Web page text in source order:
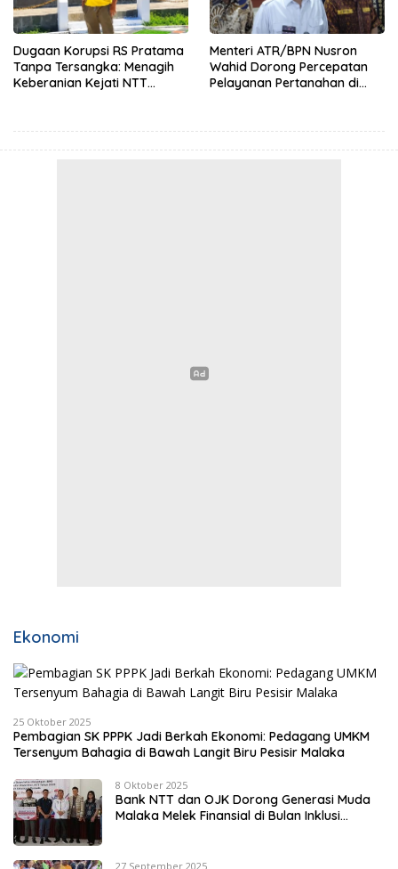
Dugaan Korupsi RS Pratama
Tanpa Tersangka: Menagih
Keberanian Kejati NTT
Menteri ATR/BPN Nusron
Wahid Dorong Percepatan
Pelayanan Pertanahan di
Ekonomi
25 Oktober 2025
Pembagian SK PPPK Jadi Berkah Ekonomi: Pedagang UMKM
Tersenyum Bahagia di Bawah Langit Biru Pesisir Malaka
8 Oktober 2025
Bank NTT dan OJK Dorong Generasi Muda
Malaka Melek Finansial di Bulan Inklusi
27 September 2025